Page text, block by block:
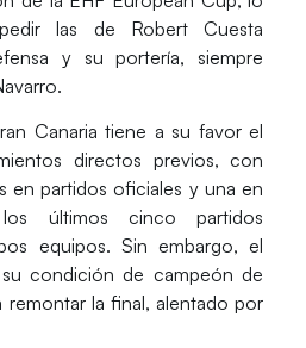
las de Robert Cuesta
y su portería, siempre
.
Canaria tiene a su favor el
directos previos, con
partidos oficiales y una en
últimos cinco partidos
equipos. Sin embargo, el
condición de campeón de
remontar la final, alentado por